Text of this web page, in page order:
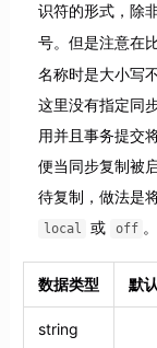
识符的形式，除
号。但是注意在
名称时是大小写
这里没有指定同
用并且事务提交
便当同步复制被
待复制，做法是
local 或 off 。
数据类型 默
string